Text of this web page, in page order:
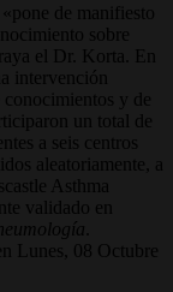
«pone de manifiesto
sobre
el Dr. Korta. En
intervención
y de
un total de
a seis centros
aleatoriamente, a
Asthma
validado en
Lunes, 08 Octubre